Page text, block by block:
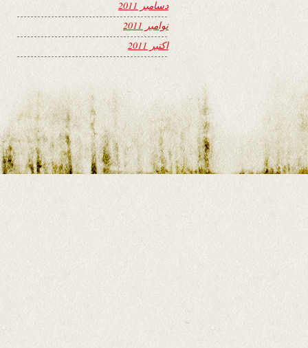
دسامبر 2011
نوامبر 2011
اکتبر 2011